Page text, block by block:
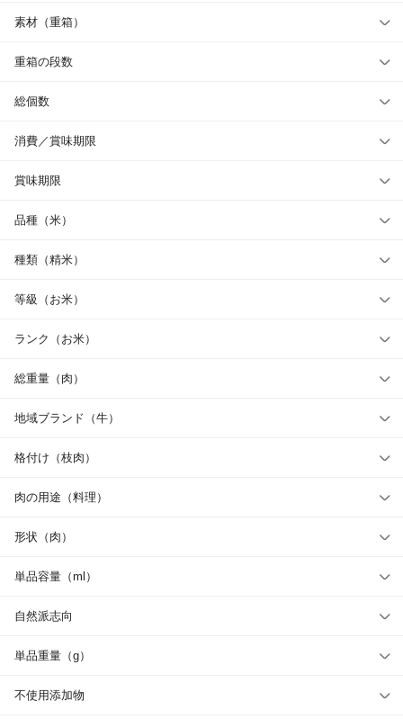
素材（重箱）
重箱の段数
総個数
消費／賞味期限
賞味期限
品種（米）
種類（精米）
等級（お米）
ランク（お米）
総重量（肉）
地域ブランド（牛）
格付け（枝肉）
肉の用途（料理）
形状（肉）
単品容量（ml）
自然派志向
単品重量（g）
不使用添加物